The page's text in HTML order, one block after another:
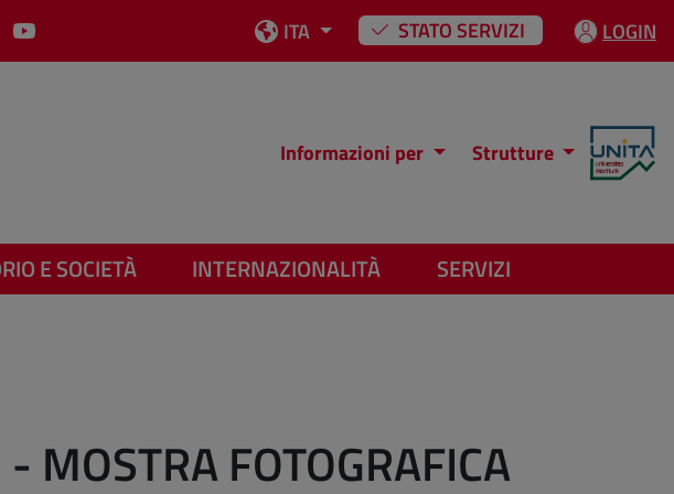
Youtube
ITA STATO SERVIZI LOGIN
Informazioni per Strutture
E SOCIETÀ INTERNAZIONALITÀ SERVIZI
MOSTRA FOTOGRAFICA